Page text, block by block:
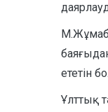
ететін
Ұлттық